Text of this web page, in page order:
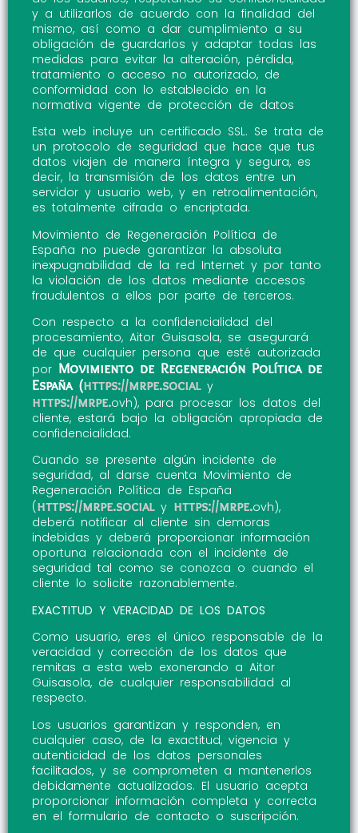
y a utilizarlos de acuerdo con la finalidad del
mismo, así como a dar cumplimiento a su
obligación de guardarlos y adaptar todas las
medidas para evitar la alteración, pérdida,
tratamiento o acceso no autorizado, de
conformidad con lo establecido en la
normativa vigente de protección de datos
Esta web incluye un certificado SSL. Se trata de
un protocolo de seguridad que hace que tus
datos viajen de manera íntegra y segura, es
decir, la transmisión de los datos entre un
servidor y usuario web, y en retroalimentación,
es totalmente cifrada o encriptada.
Movimiento de Regeneración Política de
España no puede garantizar la absoluta
inexpugnabilidad de la red Internet y por tanto
la violación de los datos mediante accesos
fraudulentos a ellos por parte de terceros.
Con respecto a la confidencialidad del
procesamiento, Aitor Guisasola, se asegurará
de que cualquier persona que esté autorizada
por Movimiento de Regeneración Política de
España (https://mrpe.socialy
https://mrpe.ovh), para procesar los datos del
cliente, estará bajo la obligación apropiada de
confidencialidad.
Cuando se presente algún incidente de
seguridad, al darse cuenta Movimiento de
Regeneración Política de España
(https://mrpe.socialy https://mrpe.ovh),
deberá notificar al cliente sin demoras
indebidas y deberá proporcionar información
oportuna relacionada con el incidente de
seguridad tal como se conozca o cuando el
cliente lo solicite razonablemente.
EXACTITUD Y VERACIDAD DE LOS DATOS
Como usuario, eres el único responsable de la
veracidad y corrección de los datos que
remitas a esta web exonerando a Aitor
Guisasola, de cualquier responsabilidad al
respecto.
Los usuarios garantizan y responden, en
cualquier caso, de la exactitud, vigencia y
autenticidad de los datos personales
facilitados, y se comprometen a mantenerlos
debidamente actualizados. El usuario acepta
proporcionar información completa y correcta
en el formulario de contacto o suscripción.